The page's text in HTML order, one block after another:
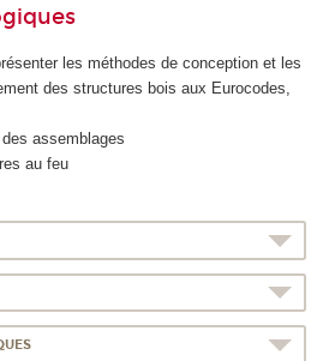
les méthodes de conception et les
des structures bois aux Eurocodes,
assemblages
au feu